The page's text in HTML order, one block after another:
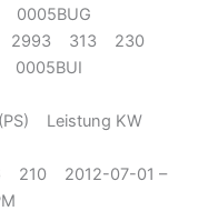
0005BUG
2993 313 230
0005BUI
Leistung KW
210 2012-07-01 –